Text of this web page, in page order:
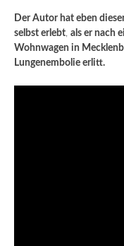
Der Autor hat eben
selbst erlebt, als er nach
Wohnwagen in
Lungenembolie erlitt.